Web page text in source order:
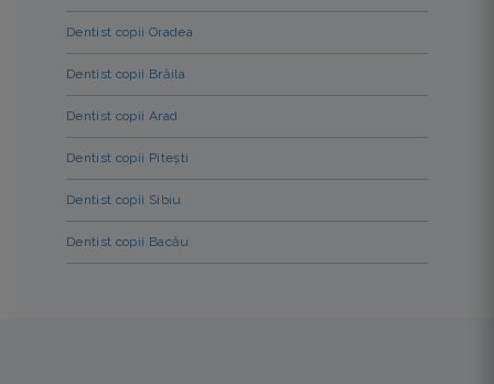
Dentist copii Oradea
Dentist copii Brăila
Dentist copii Arad
Dentist copii Pitești
Dentist copii Sibiu
Dentist copii Bacău